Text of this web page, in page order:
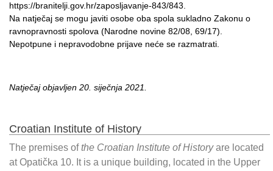
https://branitelji.gov.hr/zaposljavanje-843/843.
Na natječaj se mogu javiti osobe oba spola sukladno Zakonu o
ravnopravnosti spolova (Narodne novine 82/08, 69/17).
Nepotpune i nepravodobne prijave neće se razmatrati.
Natječaj objavljen 20. siječnja 2021.
Croatian Institute of History
The premises ofthe Croatian Institute of Historyare located
at Opatička 10. It is a unique building, located in the Upper